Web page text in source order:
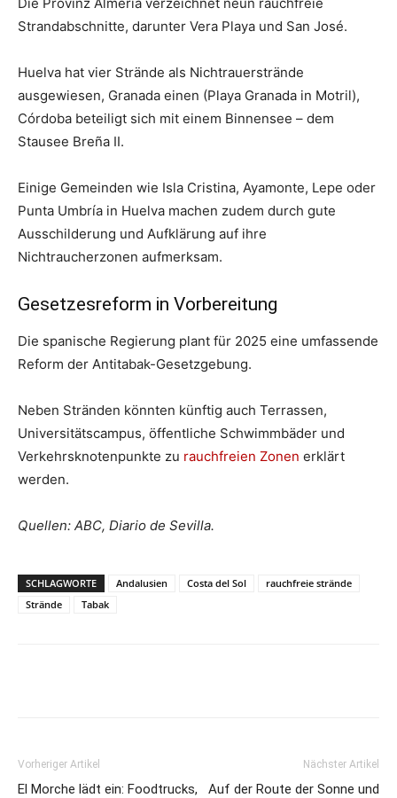
Strandabschnitte, darunter Vera Playa und San José.
Huelva hat vier Strände als Nichtrauerstrände
ausgewiesen, Granada einen (Playa Granada in Motril),
Córdoba beteiligt sich mit einem Binnensee – dem
Stausee Breña II.
Einige Gemeinden wie Isla Cristina, Ayamonte, Lepe oder
Punta Umbría in Huelva machen zudem durch gute
Ausschilderung und Aufklärung auf ihre
Nichtraucherzonen aufmerksam.
Gesetzesreform in Vorbereitung
Die spanische Regierung plant für 2025 eine umfassende
Reform der Antitabak-Gesetzgebung.
Neben Stränden könnten künftig auch Terrassen,
Universitätscampus, öffentliche Schwimmbäder und
Verkehrsknotenpunkte zu rauchfreien Zonen erklärt
werden.
Quellen: ABC, Diario de Sevilla.
SCHLAGWORTE Andalusien Costa del Sol
rauchfreie strände
Strände
Tabak
Vorheriger Artikel
El Morche lädt ein: Foodtrucks,
Nächster Artikel
Auf der Route der Sonne und